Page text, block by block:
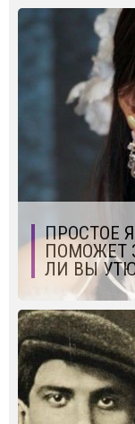
ПРОСТОЕ
ПОМОЖЕТ
ЛИ ВЫ